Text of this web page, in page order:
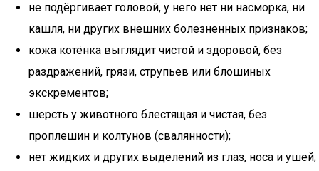
не подёргивает головой, у него нет ни насморка, ни
кашля, ни других внешних болезненных признаков;
кожа котёнка выглядит чистой и здоровой, без
раздражений, грязи, струпьев или блошиных
экскрементов;
шерсть у животного блестящая и чистая, без
проплешин и колтунов (свалянности);
нет жидких и других выделений из глаз, носа и ушей;